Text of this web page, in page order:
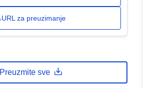
URL za preuzimanje
Preuzmite sve